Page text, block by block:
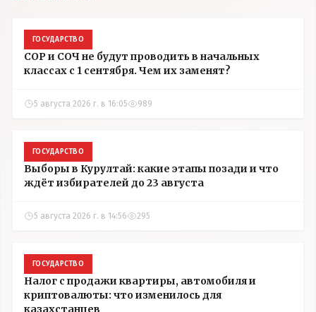
ГОСУДАРСТВО
СОР и СОЧ не будут проводить в начальных
классах с 1 сентября. Чем их заменят?
5 августа 2026 г. в 16:05 989
ГОСУДАРСТВО
Выборы в Курултай: какие этапы позади и что
ждёт избирателей до 23 августа
5 августа 2026 г. в 14:56 295
ГОСУДАРСТВО
Налог с продажи квартиры, автомобиля и
криптовалюты: что изменилось для
казахстанцев